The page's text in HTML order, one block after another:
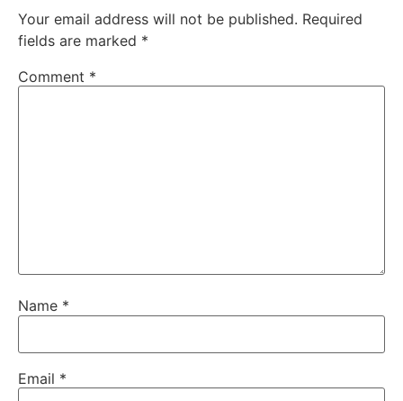
Your email address will not be published. Required
fields are marked *
Comment *
Name *
Email *